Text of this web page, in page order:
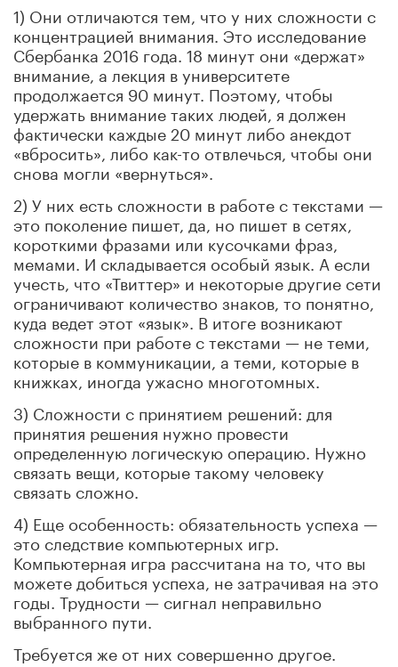
1) Они отличаются тем, что у них сложности с
концентрацией внимания. Это исследование
Сбербанка 2016 года. 18 минут они «держат»
внимание, а лекция в университете
продолжается 90 минут. Поэтому, чтобы
удержать внимание таких людей, я должен
фактически каждые 20 минут либо анекдот
«вбросить», либо как-то отвлечься, чтобы они
снова могли «вернуться».
2) У них есть сложности в работе с текстами —
это поколение пишет, да, но пишет в сетях,
короткими фразами или кусочками фраз,
мемами. И складывается особый язык. А если
учесть, что «Твиттер» и некоторые другие сети
ограничивают количество знаков, то понятно,
куда ведет этот «язык». В итоге возникают
сложности при работе с текстами — не теми,
которые в коммуникации, а теми, которые в
книжках, иногда ужасно многотомных.
3) Сложности с принятием решений: для
принятия решения нужно провести
определенную логическую операцию. Нужно
связать вещи, которые такому человеку
связать сложно.
4) Еще особенность: обязательность успеха —
это следствие компьютерных игр.
Компьютерная игра рассчитана на то, что вы
можете добиться успеха, не затрачивая на это
годы. Трудности — сигнал неправильно
выбранного пути.
Требуется же от них совершенно другое.